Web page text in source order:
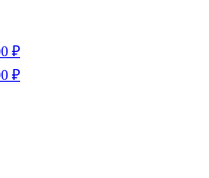
₽
₽